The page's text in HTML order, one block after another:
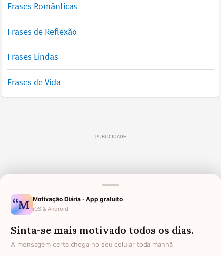
Frases Românticas
Frases de Reflexão
Frases Lindas
Frases de Vida
Motivação Diária · App gratuito
iOS & Android
Sinta-se mais motivado todos os dias.
A mensagem certa chega no seu celular toda manhã